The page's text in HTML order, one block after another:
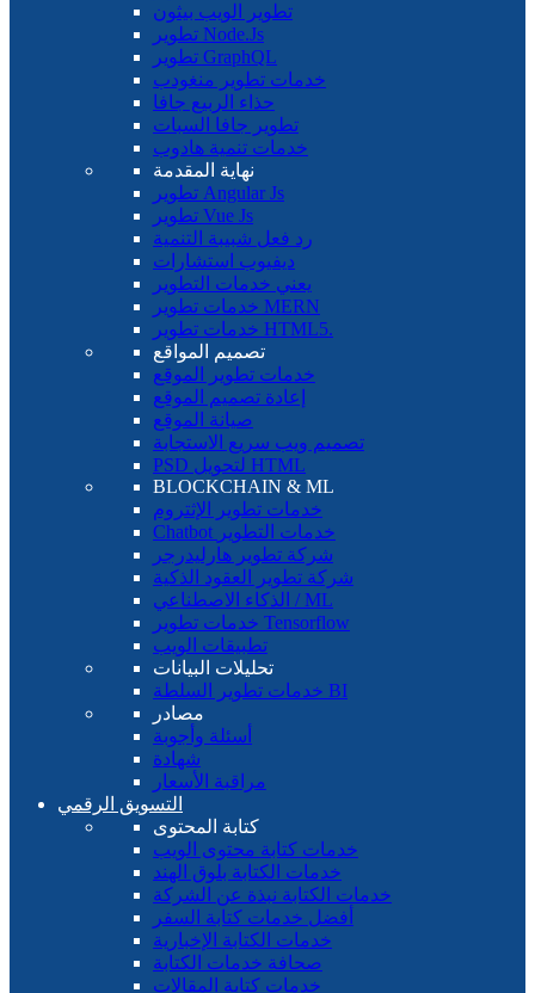
تطوير الويب بيثون
تطوير Node.Js
تطوير GraphQL
خدمات تطوير منغودب
حذاء الربيع جافا
تطوير جافا السبات
خدمات تنمية هادوب
نهاية المقدمة
تطوير Angular Js
تطوير Vue Js
رد فعل شبيبة التنمية
ديفيوب استشارات
يعني خدمات التطوير
خدمات تطوير MERN
خدمات تطوير HTML5.
تصميم المواقع
خدمات تطوير الموقع
إعادة تصميم الموقع
صيانة الموقع
تصميم ويب سريع الاستجابة
PSD لتحويل HTML
BLOCKCHAIN ​​& ML
خدمات تطوير الإثتروم
Chatbot خدمات التطوير
شركة تطوير هارليدرجر
شركة تطوير العقود الذكية
الذكاء الاصطناعي / ML
خدمات تطوير Tensorflow
تطبيقات الويب
تحليلات البيانات
خدمات تطوير السلطة BI
مصادر
أسئلة وأجوبة
شهادة
مراقبة الأسعار
التسويق الرقمي
كتابة المحتوى
خدمات كتابة محتوى الويب
خدمات الكتابة بلوق الهند
خدمات الكتابة نبذة عن الشركة
أفضل خدمات كتابة السفر
خدمات الكتابة الإخبارية
صحافة خدمات الكتابة
خدمات كتابة المقالات